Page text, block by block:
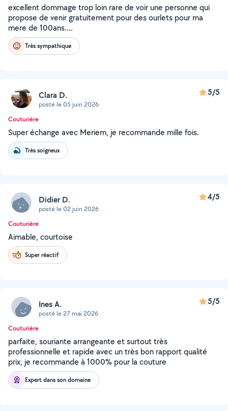
excellent dommage trop loin rare de voir une personne qui
propose de venir gratuitement pour des ourlets pour ma
mere de 100ans....
Très sympathique
Clara D.
posté le 05 juin 2026
5/5
Couturière
Super échange avec Meriem, je recommande mille fois.
Très soigneux
Didier D.
posté le 02 juin 2026
4/5
Couturière
Aimable, courtoise
Super réactif
Ines A.
posté le 27 mai 2026
5/5
Couturière
parfaite, souriante arrangeante et surtout très
professionnelle et rapide avec un très bon rapport qualité
prix, je recommande à 1000% pour la couture
Expert dans son domaine